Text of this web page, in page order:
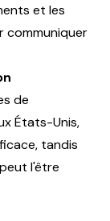
et les
communiquer
de
États-Unis,
tandis
l'être